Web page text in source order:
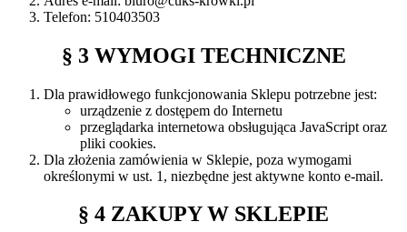
Telefon: 510403503
§ 3 WYMOGI TECHNICZNE
Dla prawidłowego funkcjonowania Sklepu potrzebne jest:
urządzenie z dostępem do Internetu
przeglądarka internetowa obsługująca JavaScript oraz
pliki cookies.
Dla złożenia zamówienia w Sklepie, poza wymogami
określonymi w ust. 1, niezbędne jest aktywne konto e-mail.
§ 4 ZAKUPY W SKLEPIE